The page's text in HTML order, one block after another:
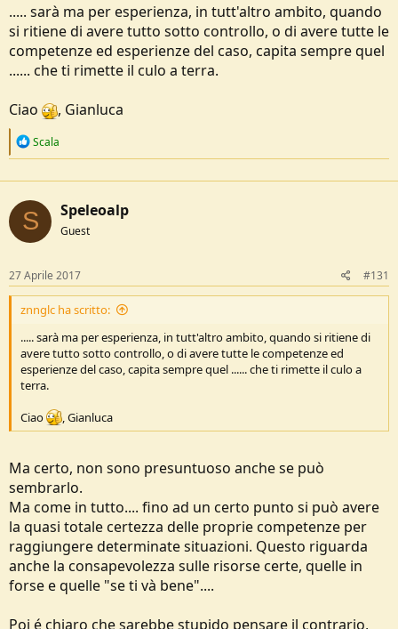
..... sarà ma per esperienza, in tutt'altro ambito, quando
si ritiene di avere tutto sotto controllo, o di avere tutte le
competenze ed esperienze del caso, capita sempre quel
...... che ti rimette il culo a terra.
Ciao
, Gianluca
R
c
t
i
o
n
Scala
S Speleoalp
Guest
27 Aprile 2017 #131
znnglc ha scritto:
..... sarà ma per esperienza, in tutt'altro ambito, quando si ritiene di
avere tutto sotto controllo, o di avere tutte le competenze ed
esperienze del caso, capita sempre quel ...... che ti rimette il culo a
terra.
Ciao
, Gianluca
Ma certo, non sono presuntuoso anche se può
sembrarlo.
Ma come in tutto.... fino ad un certo punto si può avere
la quasi totale certezza delle proprie competenze per
raggiungere determinate situazioni. Questo riguarda
anche la consapevolezza sulle risorse certe, quelle in
forse e quelle "se ti và bene"....
Poi é chiaro che sarebbe stupido pensare il contrario,